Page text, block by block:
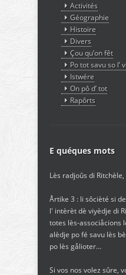
Activités
Géographie
Histoire
Divers
Çou qu’on fêt
Po tot savu so l’
Istwére
On pô d’ tot
Rapôrts
E quéques mots
Lès radjoûs di
Årtike 3 : li sôcièté si
l' intèrèt dè viyèdje di
totes lès-associåcions
alèdje po fé savu lès
po lès gålioter…
Si vos nos volez sûre,